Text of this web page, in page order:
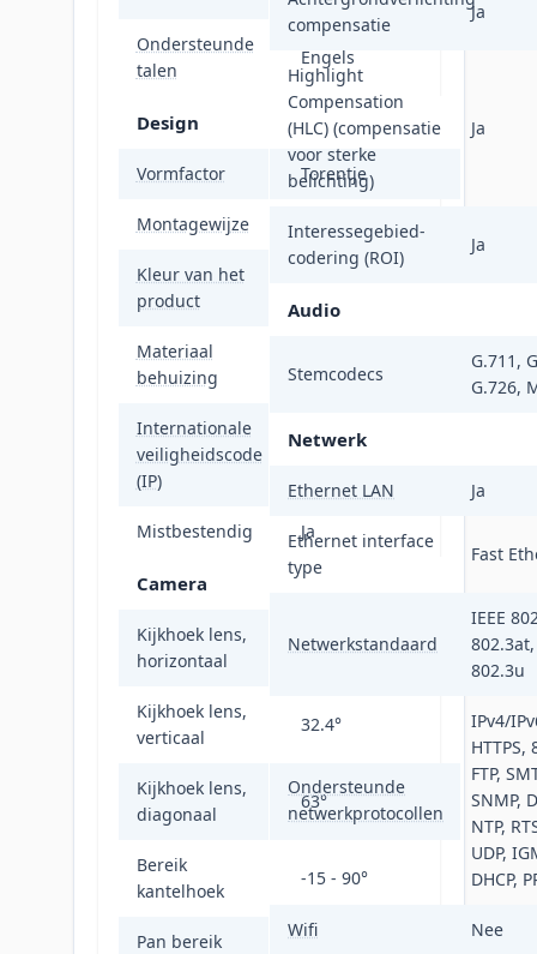
Ondersteunde
talen
Engels
Design
Vormfactor Torentje
Montagewijze Plafond/muur
Kleur van het
product
Materiaal
behuizing
(PC)
Internationale
veiligheidscode
(IP)
IP66
Mistbestendig Ja
Camera
Kijkhoek lens,
horizontaal
55.6°
Kijkhoek lens,
verticaal
32.4°
Kijkhoek lens,
diagonaal
63°
Bereik
kantelhoek
-15 - 90°
Pan bereik 0 - 360°
compensatie
Ja
Highlight
Compensation
(HLC) (compensatie
voor sterke
belichting)
Ja
Interessegebied-
codering (ROI)
Ja
Audio
Stemcodecs
G.711,
G.726,
Netwerk
Ethernet LAN Ja
Ethernet interface
type
Fast
Netwerkstandaard
IEEE
802.3at,
802.3u
Ondersteunde
netwerkprotocollen
IPv4/
HTTPS,
FTP,
SNMP,
NTP,
UDP,
DHCP,
Wifi Nee